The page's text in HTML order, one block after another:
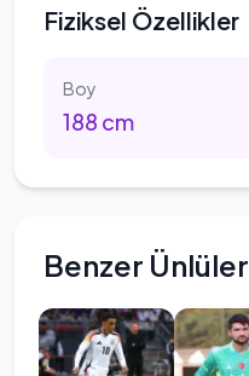
Fiziksel Özellikler
Boy
188 cm
Benzer Ünlüler